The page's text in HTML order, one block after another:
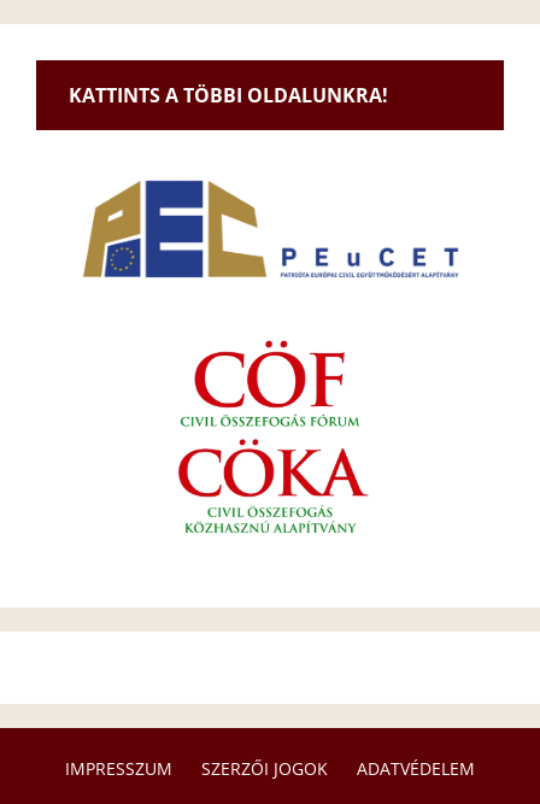
KATTINTS A TÖBBI OLDALUNKRA!
IMPRESSZUM SZERZŐI JOGOK ADATVÉDELEM